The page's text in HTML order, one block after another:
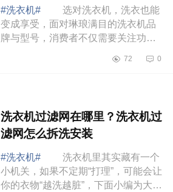
#洗衣机#
选对洗衣机，洗衣也能
变成享受，面对琳琅满目的洗衣机品
牌与型号，消费者不仅需要关注功能
用户口碑。下面小编为大家介绍下倍
72 0
洗衣机过滤网在哪里？洗衣机过
滤网怎么拆洗安装
#洗衣机#
洗衣机里其实藏有一个
小机关，如果不定期“打理”，可能会让
你的衣物“越洗越脏”，下面小编为大家